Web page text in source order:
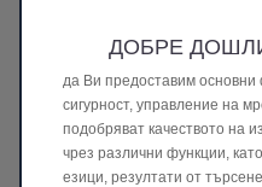
ДОБРЕ ДОШЛИ
преживяване на нашия
да Ви предоставим основни
сигурност, управление на
подобряват качеството на
чрез различни функции,
езици, резултати от